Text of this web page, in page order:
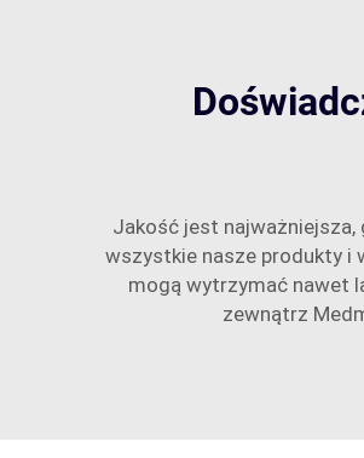
Jakość jest najważniejsza,
wszystkie nasze produkty i
mogą wytrzymać nawet
zewnątrz